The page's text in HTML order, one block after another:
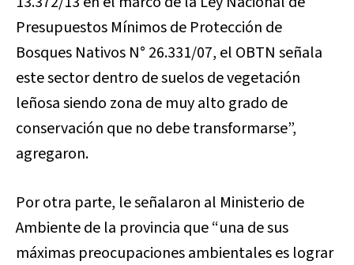
Presupuestos Mínimos de Protección de
Bosques Nativos N° 26.331/07, el OBTN señala
este sector dentro de suelos de vegetación
leñosa siendo zona de muy alto grado de
conservación que no debe transformarse”,
agregaron.
Por otra parte, le señalaron al Ministerio de
Ambiente de la provincia que “una de sus
máximas preocupaciones ambientales es lograr